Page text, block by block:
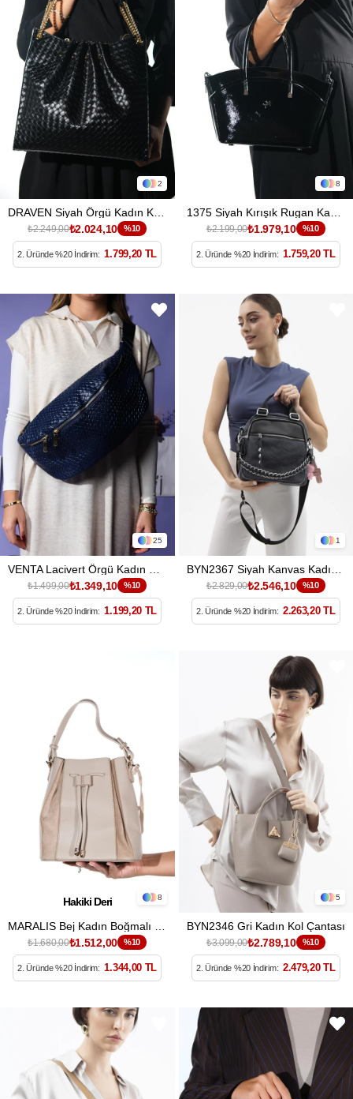
2
₺2.249,00₺2.024,10 %10
2. Üründe %20 İndirim: 1.799,20 TL
8
₺2.199,00₺1.979,10 %10
2. Üründe %20 İndirim: 1.759,20 TL
25
₺1.499,00₺1.349,10 %10
2. Üründe %20 İndirim: 1.199,20 TL
1
₺2.829,00₺2.546,10 %10
2. Üründe %20 İndirim: 2.263,20 TL
8
₺1.680,00₺1.512,00 %10
2. Üründe %20 İndirim: 1.344,00 TL
Hakiki Deri 5
BYN2346 Gri Kadın Kol Çantası
₺3.099,00₺2.789,10 %10
2. Üründe %20 İndirim: 2.479,20 TL